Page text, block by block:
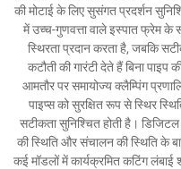
की मोटाई के लिए सुसंगत प्रदर्शन
में उच्च-गुणवत्ता वाले इस्पात फ्रेम के
स्थिरता प्रदान करता है, जबकि
कटौती की गारंटी देते हैं बिना
आमतौर पर समायोज्य क्लैम्पिंग
पाइप्स को सुरक्षित रूप से स्थिर
सटीकता सुनिश्चित होती है।
की स्थिति और संचालन की स्थिति के
कई मॉडलों में कार्यक्रमित कटिंग लंबाई